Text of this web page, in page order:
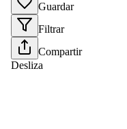
Guardar
Filtrar
Compartir
Desliza